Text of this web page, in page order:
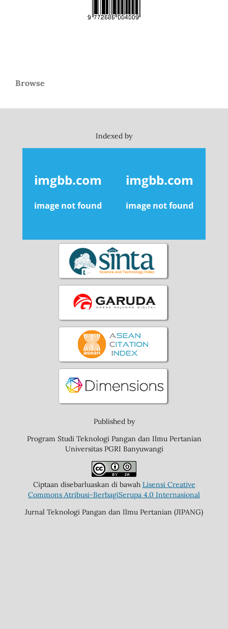
Browse
Indexed by
Published by
Program Studi Teknologi Pangan dan Ilmu Pertanian
Universitas PGRI Banyuwangi
Ciptaan disebarluaskan di bawah Lisensi Creative
Commons Atribusi-BerbagiSerupa 4.0 Internasional
Jurnal Teknologi Pangan dan Ilmu Pertanian (JIPANG)